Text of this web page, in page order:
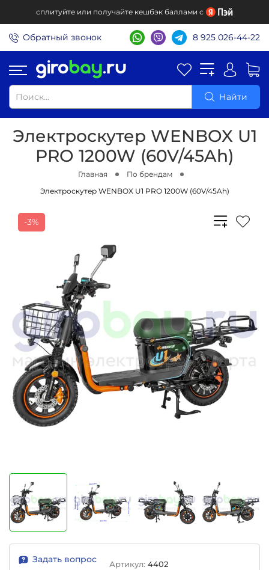
сплитуйте или получайте кешбэк баллами с
Обратный звонок 8 925 026-44-22
Найти
Электроскутер WENBOX U1
PRO 1200W (60V/45Ah)
Главная
По брендам
Электроскутер WENBOX U1 PRO 1200W (60V/45Ah)
-3%
Задать вопрос Артикул: 4402